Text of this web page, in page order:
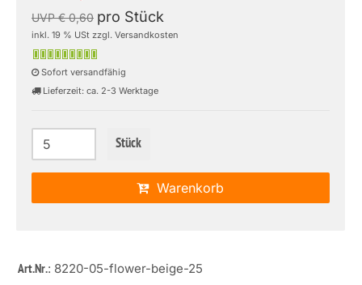
UVP € 0,60 pro Stück
inkl. 19 % USt zzgl. Versandkosten
Sofort versandfähig
Lieferzeit: ca. 2-3 Werktage
Stück
Warenkorb
Art.Nr.: 8220-05-flower-beige-25